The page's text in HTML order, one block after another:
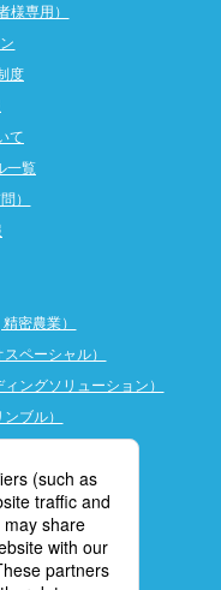
専用）
度
て
一覧
）
密農業）
ペーシャル）
グソリューション）
ブル）
ーション）
農業）